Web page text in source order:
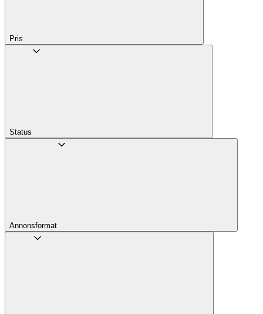
Pris
Status
Annons­format